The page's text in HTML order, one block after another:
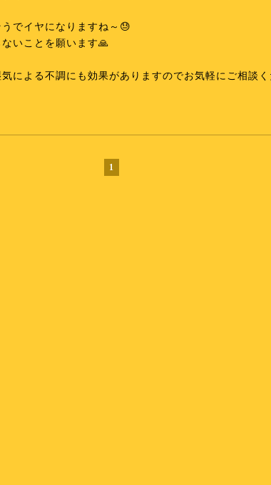
でイヤになりますね～😓
いことを願います🙏
による不調にも効果がありますのでお気軽にご相談
1